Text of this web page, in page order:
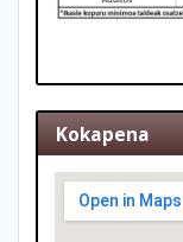
Kokapena